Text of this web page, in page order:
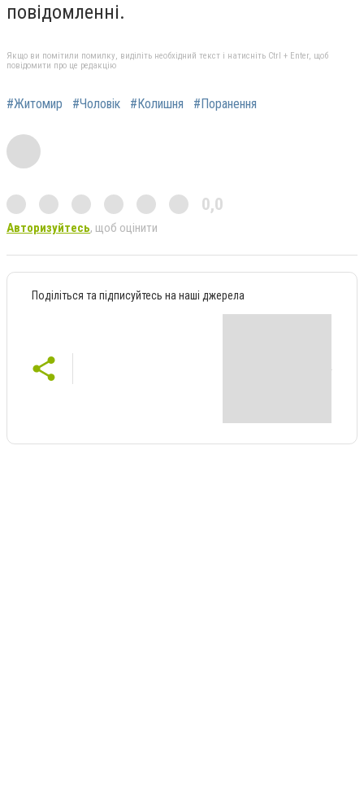
повідомленні.
Якщо ви помітили помилку, виділіть необхідний текст і натисніть Ctrl + Enter, щоб
повідомити про це редакцію
#Житомир #Чоловік #Колишня #Поранення
0,0
Авторизуйтесь, щоб оцінити
Поділіться та підписуйтесь на наші джерела